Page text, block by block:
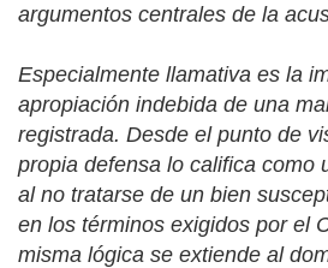
argumentos centrales de la
Especialmente llamativa es la
apropiación indebida de una
registrada. Desde el punto de
propia defensa lo califica como
al no tratarse de un bien
en los términos exigidos por el
misma lógica se extiende al